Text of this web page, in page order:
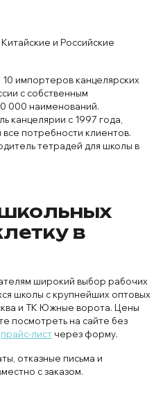
и Российские
импортеров канцелярских
с собственным
000 наименований.
канцелярии с 1997 года,
потребности клиентов.
тетрадей для школы в
в
широкий выбор рабочих
школы с крупнейших оптовых
и ТК Южные ворота. Цены
посмотреть на сайте без
прайс-лист через форму.
отказные письма и
с заказом.